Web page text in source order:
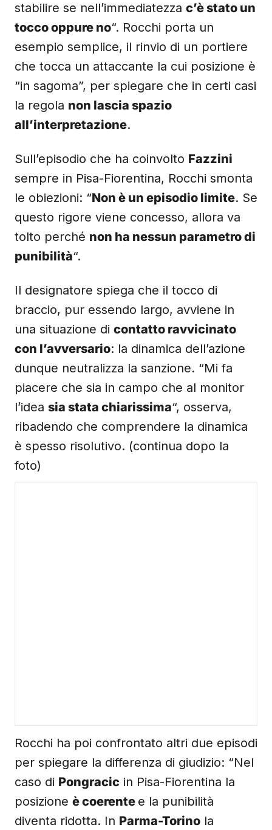
stabilire se nell’immediatezza c’è stato un
tocco oppure no“. Rocchi porta un
esempio semplice, il rinvio di un portiere
che tocca un attaccante la cui posizione è
“in sagoma”, per spiegare che in certi casi
la regola non lascia spazio
all’interpretazione.
Sull’episodio che ha coinvolto Fazzini
sempre in Pisa-Fiorentina, Rocchi smonta
le obiezioni: “Non è un episodio limite. Se
questo rigore viene concesso, allora va
tolto perché non ha nessun parametro di
punibilità“.
Il designatore spiega che il tocco di
braccio, pur essendo largo, avviene in
una situazione di contatto ravvicinato
con l’avversario: la dinamica dell’azione
dunque neutralizza la sanzione. “Mi fa
piacere che sia in campo che al monitor
l’idea sia stata chiarissima“, osserva,
ribadendo che comprendere la dinamica
è spesso risolutivo. (continua dopo la
foto)
Rocchi ha poi confrontato altri due episodi
per spiegare la differenza di giudizio: “Nel
caso di Pongracic in Pisa-Fiorentina la
posizione è coerente e la punibilità
diventa ridotta. In Parma-Torino la